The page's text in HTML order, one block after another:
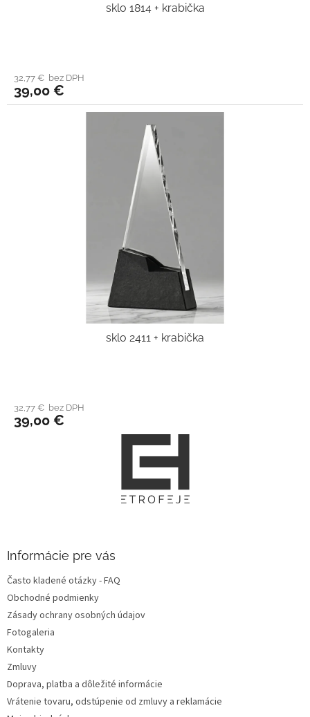
sklo 1814 + krabička
32,77 € bez DPH
39,00 €
sklo 2411 + krabička
32,77 € bez DPH
39,00 €
Informácie pre vás
Často kladené otázky - FAQ
Obchodné podmienky
Zásady ochrany osobných údajov
Fotogaleria
Kontakty
Zmluvy
Doprava, platba a dôležité informácie
Vrátenie tovaru, odstúpenie od zmluvy a reklamácie